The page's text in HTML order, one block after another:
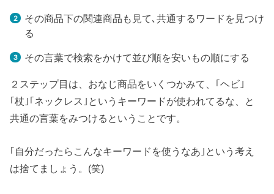
その商品下の関連商品も見て､共通するワードを見つけ
る
その言葉で検索をかけて並び順を安いもの順にする
２ステップ目は、おなじ商品をいくつかみて、｢ヘビ｣
｢杖｣｢ネックレス｣というキーワードが使われてるな、と
共通の言葉をみつけるということです。
｢自分だったらこんなキーワードを使うなあ｣という考え
は捨てましょう。(笑)